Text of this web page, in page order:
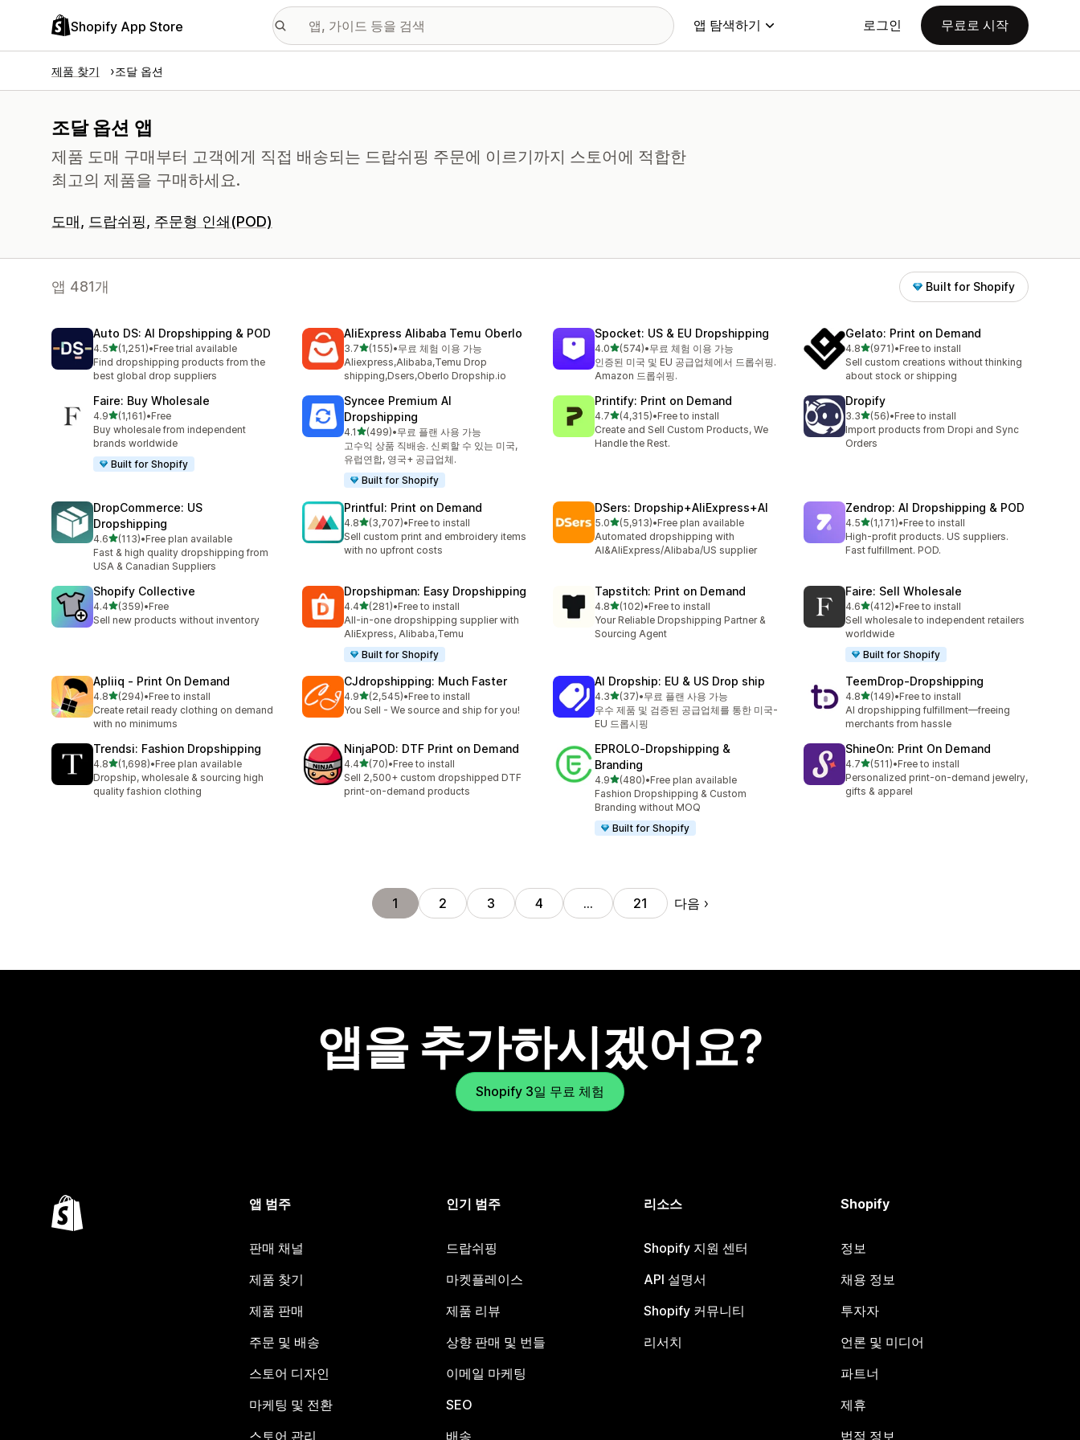
Shopify App Store 앱 탐색하기 로그인 무료로 시작
제품 찾기 조달 옵션
조달 옵션 앱
제품 도매 구매부터 고객에게 직접 배송되는 드랍쉬핑 주문에 이르기까지 스토어에 적합한
최고의 제품을 구매하세요.
도매 드랍쉬핑 주문형 인쇄(POD)
앱 481개 Built for Shopify
Auto DS: AI Dropshipping & POD
4.5별 5개 중
(1,251)
총 리뷰 1251개
•Free trial available
Find dropshipping products from the
best global drop suppliers
AliExpress Alibaba Temu Oberlo
3.7별 5개 중
(155)
총 리뷰 155개
•무료 체험 이용 가능
Aliexpress,Alibaba,Temu Drop
shipping,Dsers,Oberlo Dropship.io
Spocket: US & EU Dropshipping
4.0별 5개 중
(574)
총 리뷰 574개
•무료 체험 이용 가능
인증된 미국 및 EU 공급업체에서 드롭쉬핑.
Amazon 드롭쉬핑.
Gelato: Print on Demand
4.8별 5개 중
(971)
총 리뷰 971개
•Free to install
Sell custom creations without thinking
about stock or shipping
Faire: Buy Wholesale
4.9별 5개 중
(1,161)
총 리뷰 1161개
•Free
Buy wholesale from independent
brands worldwide
Built for Shopify
Syncee Premium AI
Dropshipping
4.1별 5개 중
(499)
총 리뷰 499개
•무료 플랜 사용 가능
고수익 상품 직배송. 신뢰할 수 있는 미국,
유럽연합, 영국+ 공급업체.
Built for Shopify
Printify: Print on Demand
4.7별 5개 중
(4,315)
총 리뷰 4315개
•Free to install
Create and Sell Custom Products, We
Handle the Rest.
Dropify
3.3별 5개 중
(56)
총 리뷰 56개
•Free to install
Import products from Dropi and Sync
Orders
DropCommerce: US
Dropshipping
4.6별 5개 중
(113)
총 리뷰 113개
•Free plan available
Fast & high quality dropshipping from
USA & Canadian Suppliers
Printful: Print on Demand
4.8별 5개 중
(3,707)
총 리뷰 3707개
•Free to install
Sell custom print and embroidery items
with no upfront costs
DSers: Dropship+AliExpress+AI
5.0별 5개 중
(5,913)
총 리뷰 5913개
•Free plan available
Automated dropshipping with
AI&AliExpress/Alibaba/US supplier
Zendrop: AI Dropshipping & POD
4.5별 5개 중
(1,171)
총 리뷰 1171개
•Free to install
High-profit products. US suppliers.
Fast fulfillment. POD.
Shopify Collective
4.4별 5개 중
(359)
총 리뷰 359개
•Free
Sell new products without inventory
Dropshipman: Easy Dropshipping
4.4별 5개 중
(281)
총 리뷰 281개
•Free to install
All-in-one dropshipping supplier with
AliExpress, Alibaba,Temu
Built for Shopify
Tapstitch: Print on Demand
4.8별 5개 중
(102)
총 리뷰 102개
•Free to install
Your Reliable Dropshipping Partner &
Sourcing Agent
Faire: Sell Wholesale
4.6별 5개 중
(412)
총 리뷰 412개
•Free to install
Sell wholesale to independent retailers
worldwide
Built for Shopify
Apliiq ‑ Print On Demand
4.8별 5개 중
(294)
총 리뷰 294개
•Free to install
Create retail ready clothing on demand
with no minimums
CJdropshipping: Much Faster
4.9별 5개 중
(2,545)
총 리뷰 2545개
•Free to install
You Sell - We source and ship for you!
AI Dropship: EU & US Drop ship
4.3별 5개 중
(37)
총 리뷰 37개
•무료 플랜 사용 가능
우수 제품 및 검증된 공급업체를 통한 미국-
EU 드롭시핑
TeemDrop‑Dropshipping
4.8별 5개 중
(149)
총 리뷰 149개
•Free to install
AI dropshipping fulfillment—freeing
merchants from hassle
Trendsi: Fashion Dropshipping
4.8별 5개 중
(1,698)
총 리뷰 1698개
•Free plan available
Dropship, wholesale & sourcing high
quality fashion clothing
NinjaPOD: DTF Print on Demand
4.4별 5개 중
(70)
총 리뷰 70개
•Free to install
Sell 2,500+ custom dropshipped DTF
print-on-demand products
EPROLO‑Dropshipping &
Branding
4.9별 5개 중
(480)
총 리뷰 480개
•Free plan available
Fashion Dropshipping & Custom
Branding without MOQ
Built for Shopify
ShineOn: Print On Demand
4.7별 5개 중
(511)
총 리뷰 511개
•Free to install
Personalized print-on-demand jewelry,
gifts & apparel
1 2 3 4 … 21 다음
앱을 추가하시겠어요?
Shopify 3일 무료 체험
앱 범주
판매 채널
제품 찾기
제품 판매
주문 및 배송
스토어 디자인
마케팅 및 전환
스토어 관리
인기 범주
드랍쉬핑
마켓플레이스
제품 리뷰
상향 판매 및 번들
이메일 마케팅
SEO
배송
리소스
Shopify 지원 센터
API 설명서
Shopify 커뮤니티
리서치
Shopify
정보
채용 정보
투자자
언론 및 미디어
파트너
제휴
법적 정보